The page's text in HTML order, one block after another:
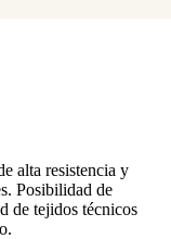
alta resistencia y
Posibilidad de
de tejidos técnicos